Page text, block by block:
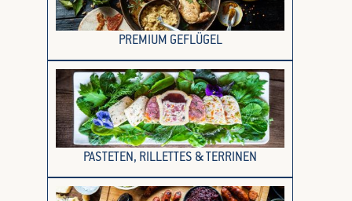
PREMIUM GEFLÜGEL
PASTETEN, RILLETTES & TERRINEN